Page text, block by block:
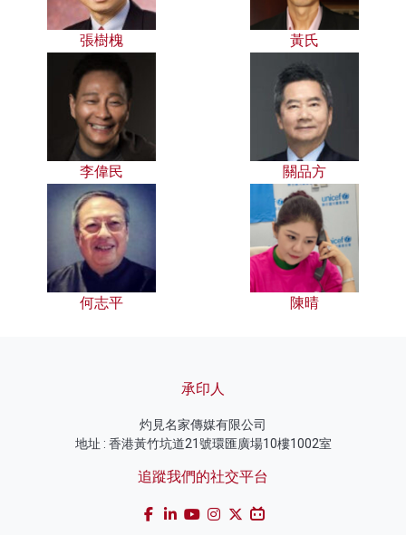
張樹槐 黃氏
李偉民 關品方
何志平 陳晴
承印人
灼見名家傳媒有限公司
地址 : 香港黃竹坑道21號環匯廣場10樓1002室
追蹤我們的社交平台